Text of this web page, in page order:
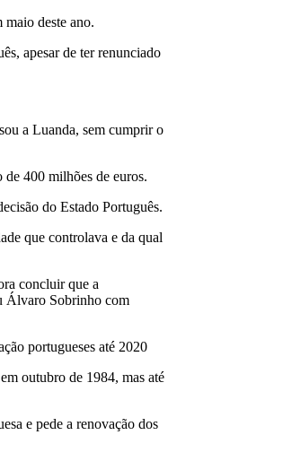
deste ano.
apesar de ter renunciado
a Luanda, sem cumprir o
400 milhões de euros.
do Estado Português.
que controlava e da qual
concluir que a
Álvaro Sobrinho com
portugueses até 2020
outubro de 1984, mas até
e pede a renovação dos